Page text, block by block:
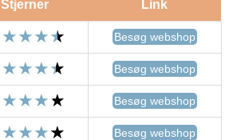
Stjerner Link
Besøg webshop
Besøg webshop
Besøg webshop
Besøg webshop